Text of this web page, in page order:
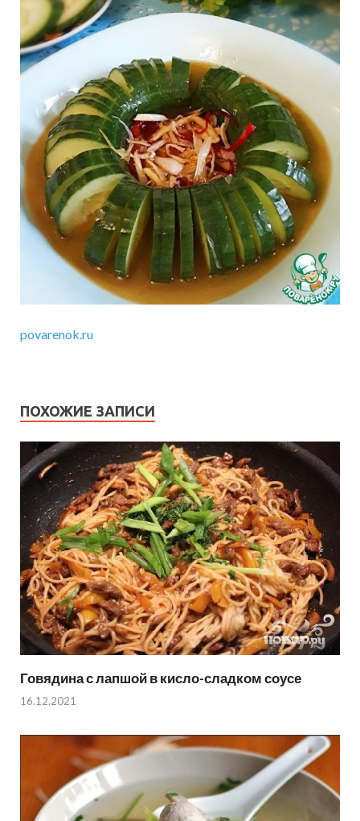
povarenok.ru
ПОХОЖИЕ ЗАПИСИ
Говядина с лапшой в кисло-сладком соусе
16.12.2021